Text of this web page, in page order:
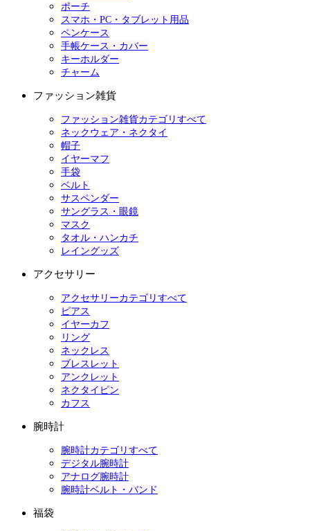
ポーチ
スマホ・PC・タブレット用品
ペンケース
手帳ケース・カバー
キーホルダー
チャーム
ファッション雑貨
ファッション雑貨カテゴリすべて
ネックウェア・ネクタイ
帽子
イヤーマフ
手袋
ベルト
サスペンダー
サングラス・眼鏡
マスク
タオル・ハンカチ
レイングッズ
アクセサリー
アクセサリーカテゴリすべて
ピアス
イヤーカフ
リング
ネックレス
ブレスレット
アンクレット
ネクタイピン
カフス
腕時計
腕時計カテゴリすべて
デジタル腕時計
アナログ腕時計
腕時計ベルト・バンド
福袋